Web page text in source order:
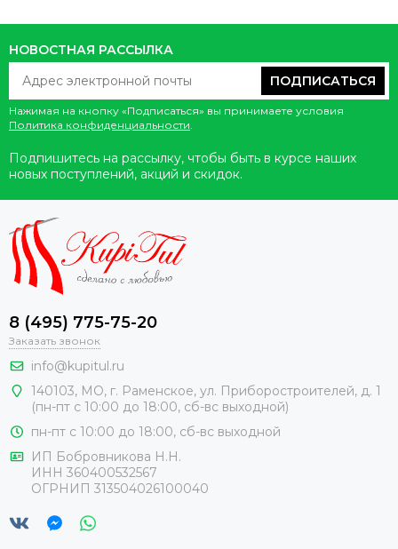
НОВОСТНАЯ РАССЫЛКА
ПОДПИСАТЬСЯ
Нажимая на кнопку «Подписаться» вы принимаете условия
Политика конфиденциальности
Подпишитесь на рассылку, чтобы быть в курсе наших
новых поступлений, акций и скидок.
8 (495) 775-75-20
Заказать звонок
info@kupitul.ru
140103, МО, г. Раменское, ул. Приборостроителей, д. 1
(пн-пт с 10:00 до 18:00, сб-вс выходной)
пн-пт с 10:00 до 18:00, сб-вс выходной
ИП Бобровникова Н.Н.
ИНН 360400532567
ОГРНИП 313504026100040